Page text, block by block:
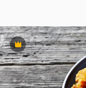
Premium